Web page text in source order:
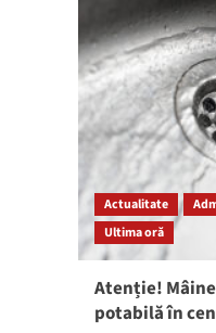
încheiat
concursul
„Apa
este
Viață
2024”,
organizat
RAJA
vor
anunțați
la
Actualitate
Ultima oră
Atenție!
potabilă în